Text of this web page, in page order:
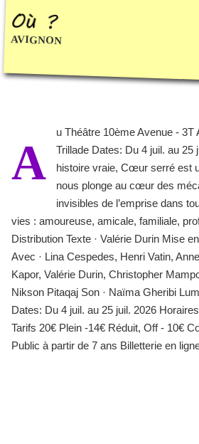
AVIGNON
A
u Théâtre 10ème Avenue - 3T
Trillade Dates: Du 4 juil. au 25
histoire vraie, Cœur serré est
nous plonge au cœur des
invisibles de l’emprise dans
vies : amoureuse, amicale, familiale,
Distribution Texte · Valérie Durin Mise
Avec · Lina Cespedes, Henri Vatin,
Kapor, Valérie Durin, Christopher
Nikson Pitaqaj Son · Naïma Gheribi
Dates: Du 4 juil. au 25 juil. 2026
Tarifs 20€ Plein -14€ Réduit, Off - 10€
Public à partir de 7 ans Billetterie en